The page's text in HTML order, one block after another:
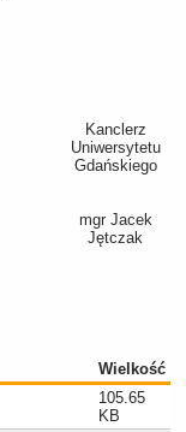
Kanclerz
Uniwersytetu
Gdańskiego
mgr Jacek
Jętczak
Wielkość
105.65
KB